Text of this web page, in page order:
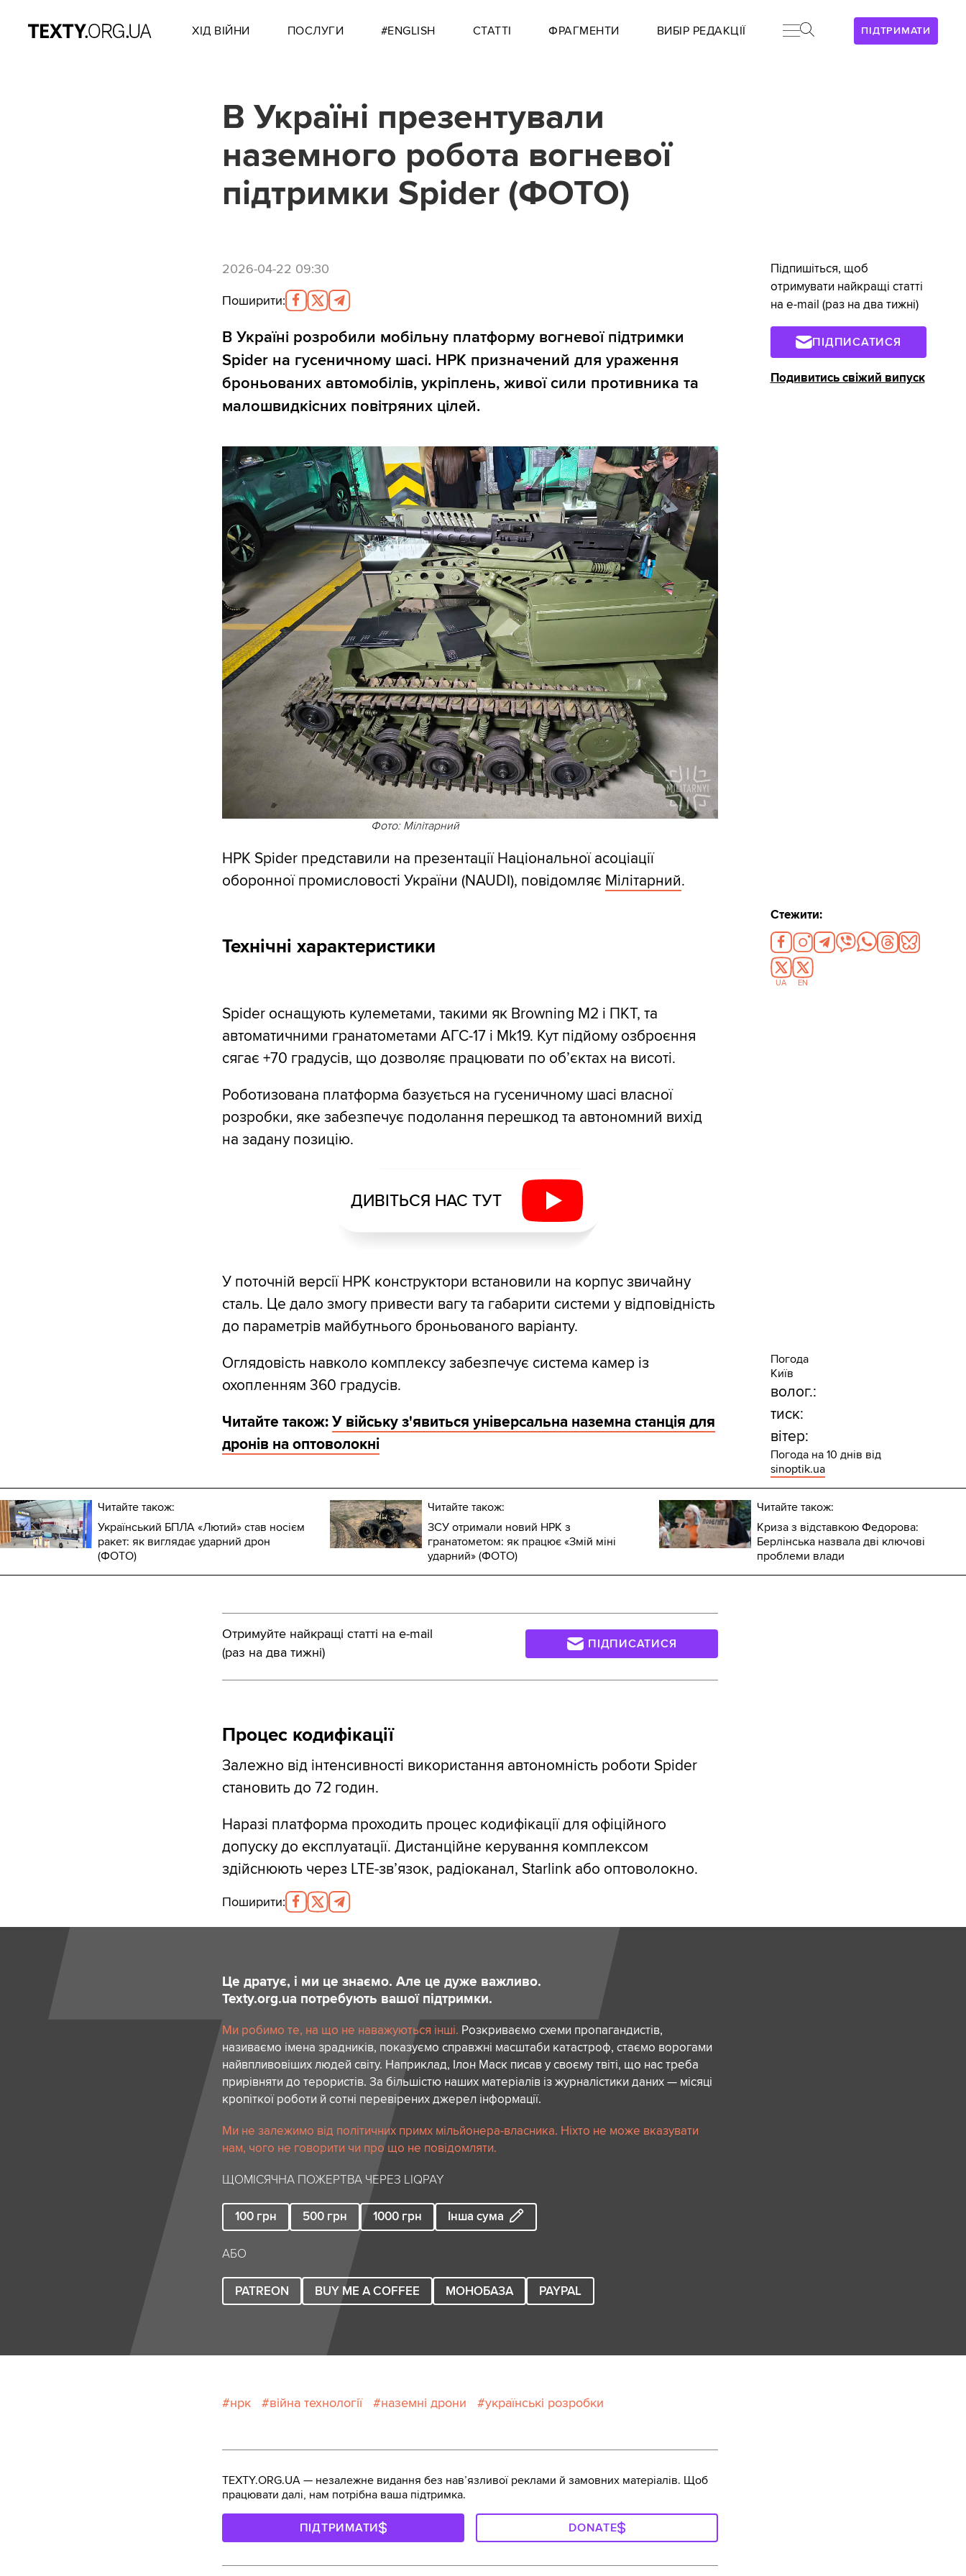
ПІДТРИМАТИ
ХІД ВІЙНИ ПОСЛУГИ #ENGLISH СТАТТІ ФРАГМЕНТИ ВИБІР РЕДАКЦІЇ
В Україні презентували
наземного робота вогневої
підтримки Spider (ФОТО)
2026-04-22 09:30
Поширити:
В Україні розробили мобільну платформу вогневої підтримки
Spider на гусеничному шасі. НРК призначений для ураження
броньованих автомобілів, укріплень, живої сили противника та
малошвидкісних повітряних цілей.
Фото: Мілітарний
НРК Spider представили на презентації Національної асоціації
оборонної промисловості України (NAUDI), повідомляє Мілітарний.
Технічні характеристики
Spider оснащують кулеметами, такими як Browning M2 і ПКТ, та
автоматичними гранатометами АГС-17 і Mk19. Кут підйому озброєння
сягає +70 градусів, що дозволяє працювати по об’єктах на висоті.
Роботизована платформа базується на гусеничному шасі власної
розробки, яке забезпечує подолання перешкод та автономний вихід
на задану позицію.
ДИВІТЬСЯ НАС ТУТ
У поточній версії НРК конструктори встановили на корпус звичайну
сталь. Це дало змогу привести вагу та габарити системи у відповідність
до параметрів майбутнього броньованого варіанту.
Оглядовість навколо комплексу забезпечує система камер із
охопленням 360 градусів.
Читайте також: У війську з'явиться універсальна наземна станція для
дронів на оптоволокні
Читайте також:
Український БПЛА «Лютий» став носієм
ракет: як виглядає ударний дрон
(ФОТО)
Читайте також:
ЗСУ отримали новий НРК з
гранатометом: як працює «Змій міні
ударний» (ФОТО)
Читайте також:
Криза з відставкою Федорова:
Берлінська назвала дві ключові
проблеми влади
Отримуйте найкращі статті на e-mail
(раз на два тижні)
ПІДПИСАТИСЯ
Процес кодифікації
Залежно від інтенсивності використання автономність роботи Spider
становить до 72 годин.
Наразі платформа проходить процес кодифікації для офіційного
допуску до експлуатації. Дистанційне керування комплексом
здійснюють через LTE-зв’язок, радіоканал, Starlink або оптоволокно.
Поширити:
Це дратує, і ми це знаємо. Але це дуже важливо.
Texty.org.ua потребують вашої підтримки.
Ми робимо те, на що не наважуються інші. Розкриваємо схеми пропагандистів,
називаємо імена зрадників, показуємо справжні масштаби катастроф, стаємо ворогами
найвпливовіших людей світу. Наприклад, Ілон Маск писав у своєму твіті, що нас треба
прирівняти до терористів. За більшістю наших матеріалів із журналістики даних — місяці
кропіткої роботи й сотні перевірених джерел інформації.
Ми не залежимо від політичних примх мільйонера-власника. Ніхто не може вказувати
нам, чого не говорити чи про що не повідомляти.
ЩОМІСЯЧНА ПОЖЕРТВА ЧЕРЕЗ LIQPAY
100 грн 500 грн 1000 грн Інша сума
АБО
PATREON BUY ME A COFFEE МОНОБАЗА PAYPAL
нрк війна технології наземні дрони українські розробки
Підпишіться, щоб
отримувати найкращі статті
на e-mail (раз на два тижні)
ПІДПИСАТИСЯ
Подивитись свіжий випуск
Стежити:
UA EN
Погода
Київ
волог.:
тиск:
вітер:
Погода на 10 днів від
sinoptik.ua
TEXTY.ORG.UA — незалежне видання без навʼязливої реклами й замовних матеріалів. Щоб
працювати далі, нам потрібна ваша підтримка.
ПІДТРИМАТИ DONATE